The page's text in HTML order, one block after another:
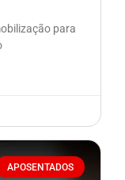
para
APOSENTADOS